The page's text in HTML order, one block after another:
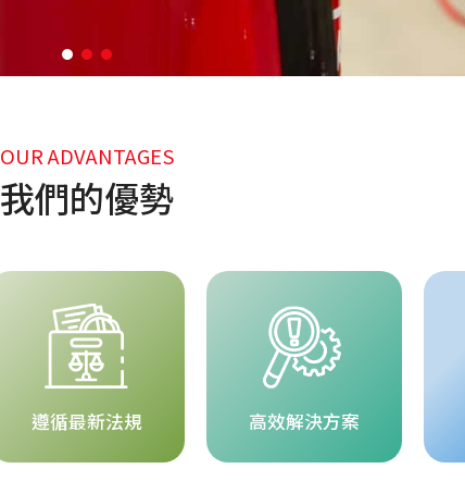
OUR ADVANTAGES
我們的優勢
遵循最新法規 高效解決方案